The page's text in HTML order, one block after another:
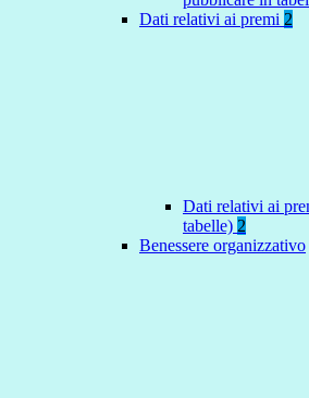
Dati relativi ai premi 2
Dati relativi ai
tabelle) 2
Benessere organizzativo